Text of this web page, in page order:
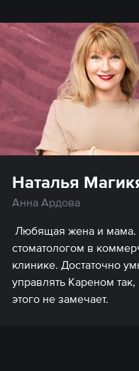
Наталья
Анна Ардова
Любящая жена и мама.
стоматологом в
клинике. Достаточно
управлять Кареном так,